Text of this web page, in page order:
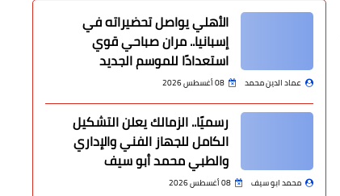
الأهلي يواصل تحضيراته في
إسبانيا.. مران صباحي قوي
استعدادًا للموسم الجديد
عماد الدين محمد 08 أغسطس 2026
رسميًا.. الزمالك يعلن التشكيل
الكامل للجهاز الفني والإداري
والطبي محمد أبو سيف
محمد ابو سيف 08 أغسطس 2026